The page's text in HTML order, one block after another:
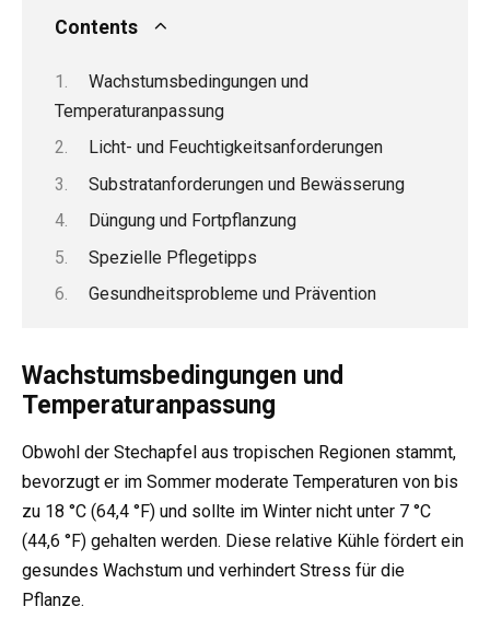
Contents
Wachstumsbedingungen und
Temperaturanpassung
Licht- und Feuchtigkeitsanforderungen
Substratanforderungen und Bewässerung
Düngung und Fortpflanzung
Spezielle Pflegetipps
Gesundheitsprobleme und Prävention
Wachstumsbedingungen und
Temperaturanpassung
Obwohl der Stechapfel aus tropischen Regionen stammt,
bevorzugt er im Sommer moderate Temperaturen von bis
zu 18 °C (64,4 °F) und sollte im Winter nicht unter 7 °C
(44,6 °F) gehalten werden. Diese relative Kühle fördert ein
gesundes Wachstum und verhindert Stress für die
Pflanze.